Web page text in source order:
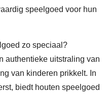
speelgoed voor hun
zo speciaal?
authentieke uitstraling van
van kinderen prikkelt. In
biedt houten speelgoed